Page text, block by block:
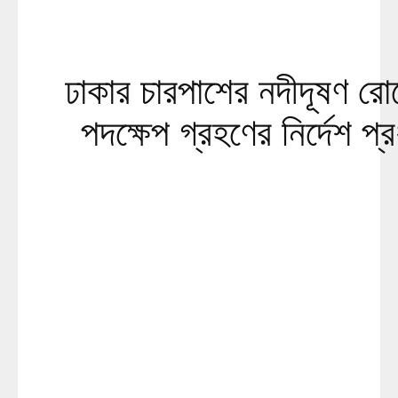
ঢাকার চারপাশের নদীদূষণ
পদক্ষেপ গ্রহণের নির্দেশ